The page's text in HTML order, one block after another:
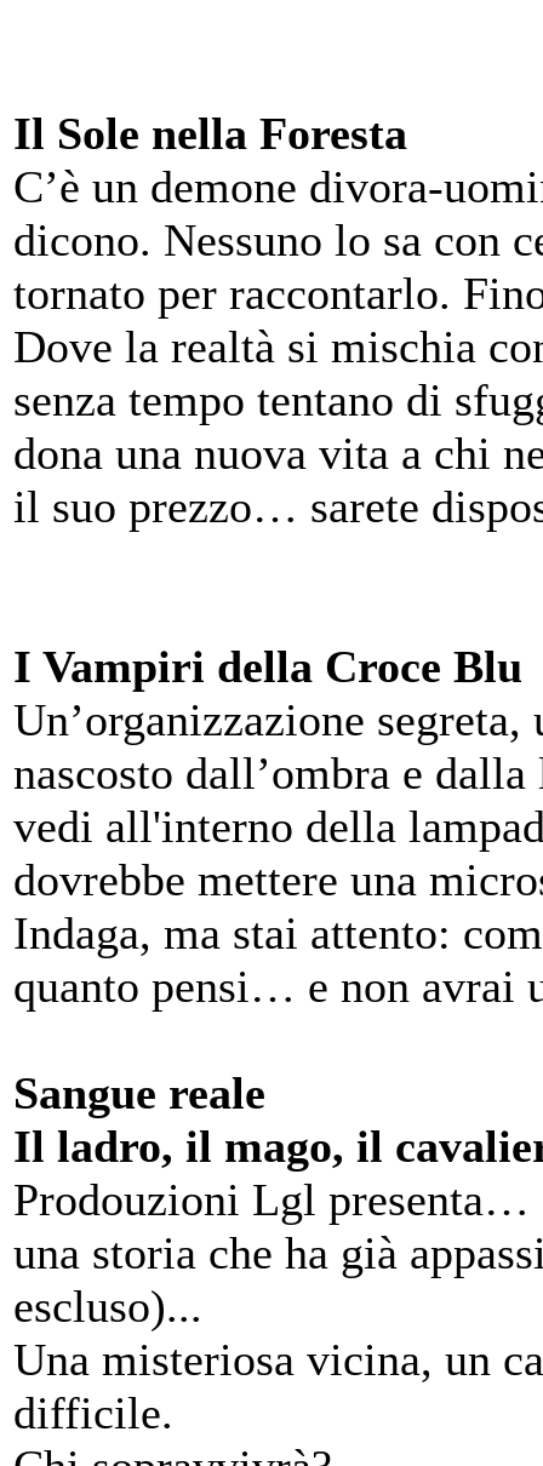
Il Sole nella Foresta
C’è un demone divora-
dicono. Nessuno lo sa con
tornato per raccontarlo.
Dove la realtà si mischia
senza tempo tentano di
dona una nuova vita a chi
il suo prezzo… sarete
I Vampiri della Croce Blu
Un’organizzazione
nascosto dall’ombra e
vedi all'interno della
dovrebbe mettere una
Indaga, ma stai attento:
quanto pensi… e non avrai
Sangue reale
Il ladro, il mago, il
Prodouzioni Lgl presenta…
una storia che ha già
escluso)...
Una misteriosa vicina, un
difficile.